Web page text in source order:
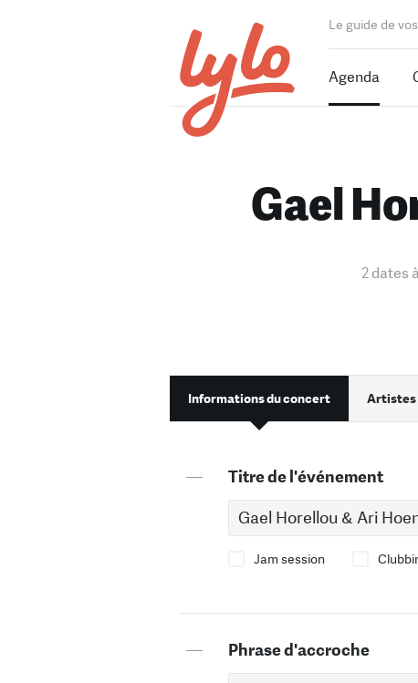
Le guide de
Agenda
Gael
2 dates
Informations du concert Artistes
— Titre de l'événement
Jam session
— Phrase d'accroche